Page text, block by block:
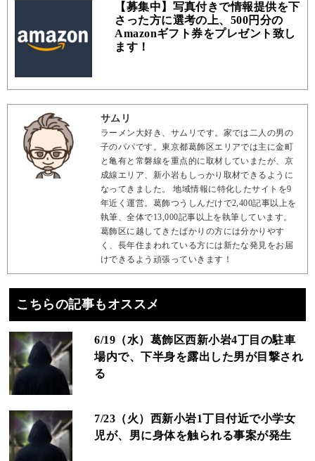
【募集中】写真付きで情報提供を下
さった方に選考の上、500円分の
Amazonギフト券をプレゼント致し
ます！
サムリ
ラーメン大好き、サムリです。家では二人の男の
子のパパです。東京都葛飾区エリアでは主に金町
と亀有と常磐線を重点的に取材していまたが、京
成線エリア、新小岩もしっかり取材できるように
なってきました。 地域情報に特化したサイトを9
年近く運営。葛飾つうしんだけで2,400記事以上を
執筆、全体で13,000記事以上を執筆しています。
葛飾区に越してきたばかりの方には分かりやす
く、長年住まわれている方には新たな発見をお届
けできるよう頑張っていきます！
こちらの記事もオススメ
6/19（水）葛飾区西新小岩4丁目の駐車
場内で、下半身を露出した男が目撃され
る
7/23（火）西新小岩1丁目付近で小学女
児が、男に身体を触られる事案が発生